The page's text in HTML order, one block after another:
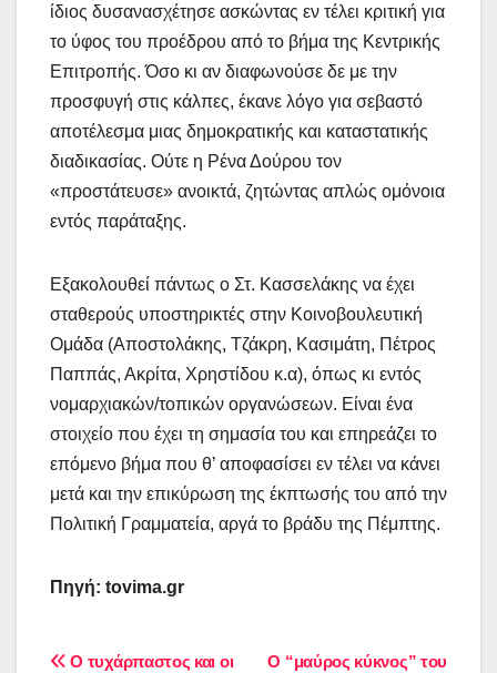
ίδιος δυσανασχέτησε ασκώντας εν τέλει κριτική για
το ύφος του προέδρου από το βήμα της Κεντρικής
Επιτροπής. Όσο κι αν διαφωνούσε δε με την
προσφυγή στις κάλπες, έκανε λόγο για σεβαστό
αποτέλεσμα μιας δημοκρατικής και καταστατικής
διαδικασίας. Ούτε η Ρένα Δούρου τον
«προστάτευσε» ανοικτά, ζητώντας απλώς ομόνοια
εντός παράταξης.
Εξακολουθεί πάντως ο Στ. Κασσελάκης να έχει
σταθερούς υποστηρικτές στην Κοινοβουλευτική
Ομάδα (Αποστολάκης, Τζάκρη, Κασιμάτη, Πέτρος
Παππάς, Ακρίτα, Χρηστίδου κ.α), όπως κι εντός
νομαρχιακών/τοπικών οργανώσεων. Είναι ένα
στοιχείο που έχει τη σημασία του και επηρεάζει το
επόμενο βήμα που θ’ αποφασίσει εν τέλει να κάνει
μετά και την επικύρωση της έκπτωσής του από την
Πολιτική Γραμματεία, αργά το βράδυ της Πέμπτης.
Πηγή: tovima.gr
Ο “μαύρος κύκνος” του
Ο τυχάρπαστος και οι